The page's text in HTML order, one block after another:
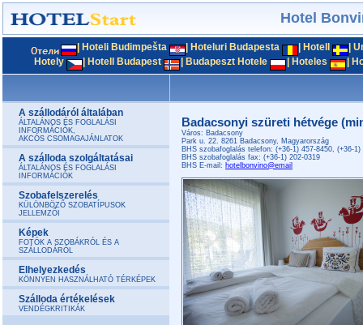
Hotel
Hoteli Budimpešta Hoteluri Budapesta Hotell
Hotely
Hotell Budapest Budapeszt Hotele Hoteles
A szállodáról általában
ÁLTALÁNOS ÉS FOGLALÁSI
INFORMÁCIÓK,
AKCÓS CSOMAGAJÁNLATOK
A szálloda szolgáltatásai
ÁLTALÁNOS ÉS FOGLALÁSI
INFORMÁCIÓK
Szobafelszerelés
KÜLÖNBÖZŐ SZOBATÍPUSOK
JELLEMZŐI
Képek
FOTÓK A SZOBÁKRÓL ÉS A
SZÁLLODÁRÓL
Elhelyezkedés
KÖNNYEN HASZNÁLHATÓ TÉRKÉPEK
Szálloda értékelések
VENDÉGKRITIKÁK
Badacsonyi szüreti hétvége
Város: Badacsony
Park u. 22. 8261 Badacsony, Magyarország
BHS szobafoglalás telefon: (+36-1) 457-8450, (+36-1)
BHS szobafoglalás fax: (+36-1) 202-0319
BHS E-mail: hotelbonvino@email